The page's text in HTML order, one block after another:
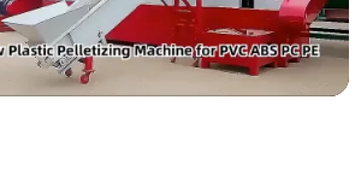
PP
再生料加工
PVC